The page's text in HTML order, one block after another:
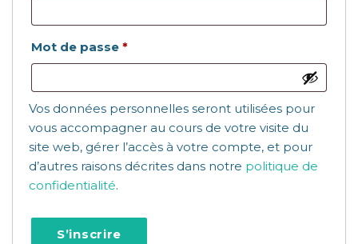
Mot de passe *
Vos données personnelles seront utilisées pour
vous accompagner au cours de votre visite du
site web, gérer l’accès à votre compte, et pour
d’autres raisons décrites dans notre politique de
confidentialité.
S’inscrire